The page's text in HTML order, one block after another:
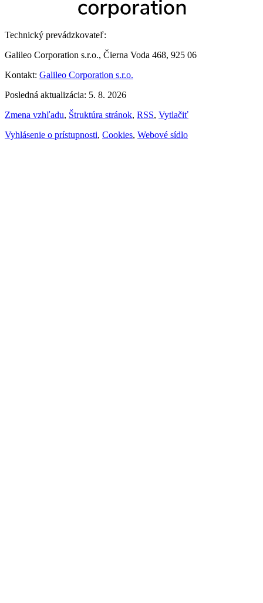
Technický prevádzkovateľ:
Galileo Corporation s.r.o., Čierna Voda 468, 925 06
Kontakt: Galileo Corporation s.r.o.
Posledná aktualizácia: 5. 8. 2026
Zmena vzhľadu, Štruktúra stránok, RSS, Vytlačiť
Vyhlásenie o prístupnosti, Cookies, Webové sídlo